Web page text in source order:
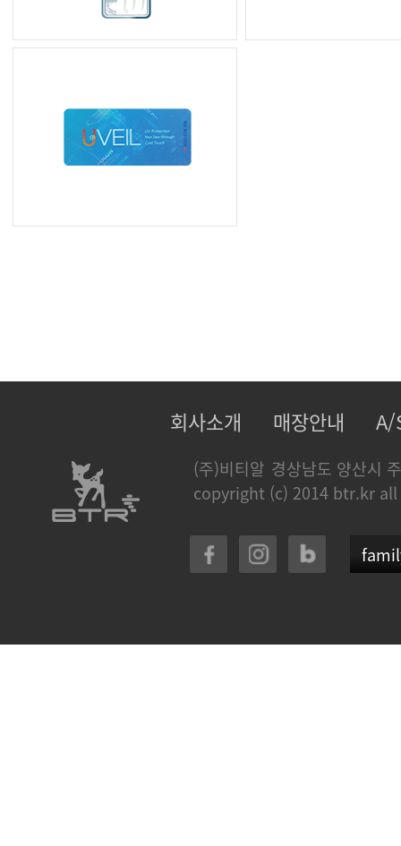
회사소개 매장안내 A/
(주)비티알 경상남도 양산시
copyright (c) 2014 btr.kr